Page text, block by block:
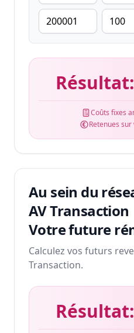
Résultat:
Coûts fixes
Retenues sur
Au sein du
AV Transaction
Votre future
Calculez vos futurs
Transaction.
Résultat: